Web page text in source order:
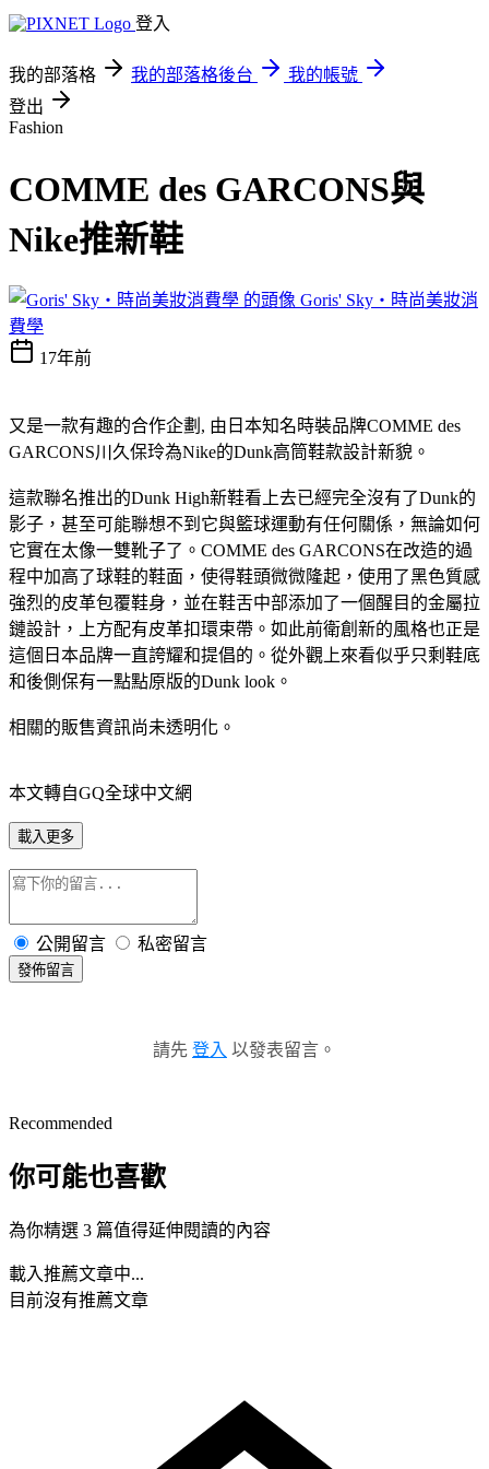
登入
我的部落格 我的部落格後台
我的帳號
登出
Fashion
COMME des GARCONS與
Nike推新鞋
Goris' Sky‧時尚美妝消
費學
17年前
又是一款有趣的合作企劃, 由日本知名時裝品牌COMME des
GARCONS川久保玲為Nike的Dunk高筒鞋款設計新貌。
這款聯名推出的Dunk High新鞋看上去已經完全沒有了Dunk的
影子，甚至可能聯想不到它與籃球運動有任何關係，無論如何
它實在太像一雙靴子了。COMME des GARCONS在改造的過
程中加高了球鞋的鞋面，使得鞋頭微微隆起，使用了黑色質感
強烈的皮革包覆鞋身，並在鞋舌中部添加了一個醒目的金屬拉
鏈設計，上方配有皮革扣環束帶。如此前衛創新的風格也正是
這個日本品牌一直誇耀和提倡的。從外觀上來看似乎只剩鞋底
和後側保有一點點原版的Dunk look。
相關的販售資訊尚未透明化。
本文轉自GQ全球中文網
載入更多
公開留言 私密留言
發佈留言
請先 登入 以發表留言。
Recommended
你可能也喜歡
為你精選 3 篇值得延伸閱讀的內容
載入推薦文章中...
目前沒有推薦文章